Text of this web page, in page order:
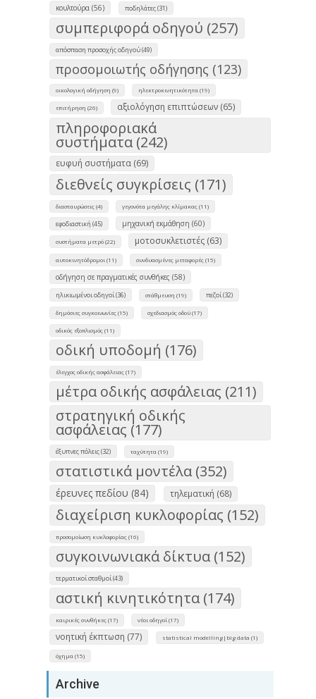
κουλτούρα (56) ποδηλάτες (31)
συμπεριφορά οδηγού (257)
απόσπαση προσοχής οδηγού (49)
προσομοιωτής οδήγησης (123)
οικολογική οδήγηση (9) ηλεκτροκινητικότητα (19)
επιτήρηση (26) αξιολόγηση επιπτώσεων (65)
πληροφοριακά
συστήματα (242)
ευφυή συστήματα (69)
διεθνείς συγκρίσεις (171)
διασταυρώσεις (4) γεγονότα μεγάλης κλίμακας (11)
εφοδιαστική (45) μηχανική εκμάθηση (60)
συστήματα μετρό (22) μοτοσυκλετιστές (63)
αυτοκινητόδρομοι (11) συνδυασμένες μεταφορές (15)
οδήγηση σε πραγματικές συνθήκες (58)
ηλικιωμένοι οδηγοί (36) στάθμευση (19) πεζοί (32)
δημόσιες συγκοινωνίες (15) σχεδιασμός οδού (17)
οδικός εξοπλισμός (11)
οδική υποδομή (176)
έλεγχος οδικής ασφάλειας (17)
μέτρα οδικής ασφάλειας (211)
στρατηγική οδικής
ασφάλειας (177)
έξυπνες πόλεις (32) ταχύτητα (19)
στατιστικά μοντέλα (352)
έρευνες πεδίου (84) τηλεματική (68)
διαχείριση κυκλοφορίας (152)
προσομοίωση κυκλοφορίας (16)
συγκοινωνιακά δίκτυα (152)
τερματικοί σταθμοί (43)
αστική κινητικότητα (174)
καιρικές συνθήκες (17) νέοι οδηγοί (17)
νοητική έκπτωση (77) statistical modelling|big data (1)
όχημα (15)
Archive